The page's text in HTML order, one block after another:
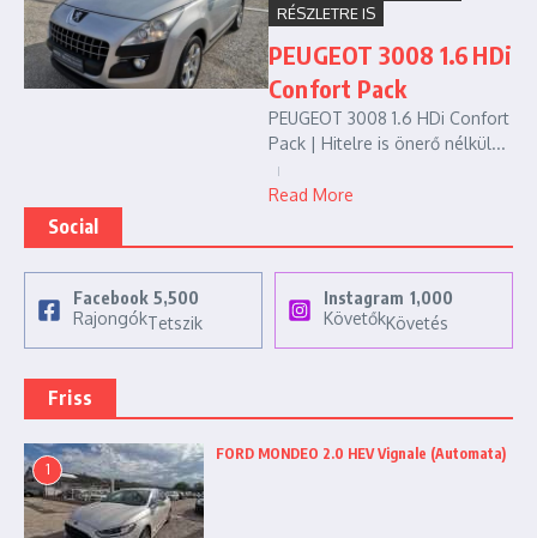
RÉSZLETRE IS
PEUGEOT 3008 1.6 HDi
Confort Pack
PEUGEOT 3008 1.6 HDi Confort
Pack | Hitelre is önerő nélkül...
Read More
Social
Facebook 5,500
RajongókTetszik
Instagram 1,000
KövetőkKövetés
Friss
1
FORD MONDEO 2.0 HEV Vignale (Automata)